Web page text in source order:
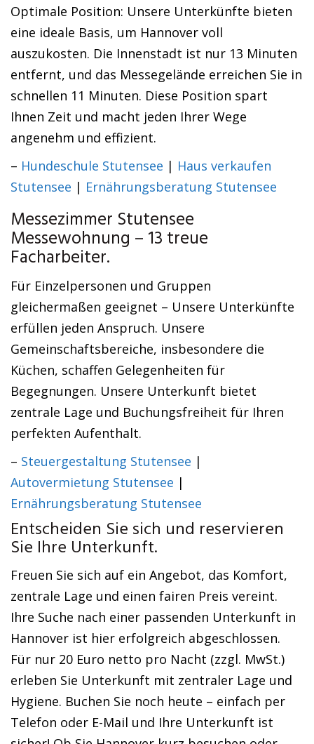
Optimale Position: Unsere Unterkünfte bieten
eine ideale Basis, um Hannover voll
auszukosten. Die Innenstadt ist nur 13 Minuten
entfernt, und das Messegelände erreichen Sie in
schnellen 11 Minuten. Diese Position spart
Ihnen Zeit und macht jeden Ihrer Wege
angenehm und effizient.
– Hundeschule Stutensee | Haus verkaufen
Stutensee | Ernährungsberatung Stutensee
Messezimmer Stutensee
Messewohnung – 13 treue
Facharbeiter.
Für Einzelpersonen und Gruppen
gleichermaßen geeignet – Unsere Unterkünfte
erfüllen jeden Anspruch. Unsere
Gemeinschaftsbereiche, insbesondere die
Küchen, schaffen Gelegenheiten für
Begegnungen. Unsere Unterkunft bietet
zentrale Lage und Buchungsfreiheit für Ihren
perfekten Aufenthalt.
– Steuergestaltung Stutensee |
Autovermietung Stutensee |
Ernährungsberatung Stutensee
Entscheiden Sie sich und reservieren
Sie Ihre Unterkunft.
Freuen Sie sich auf ein Angebot, das Komfort,
zentrale Lage und einen fairen Preis vereint.
Ihre Suche nach einer passenden Unterkunft in
Hannover ist hier erfolgreich abgeschlossen.
Für nur 20 Euro netto pro Nacht (zzgl. MwSt.)
erleben Sie Unterkunft mit zentraler Lage und
Hygiene. Buchen Sie noch heute – einfach per
Telefon oder E-Mail und Ihre Unterkunft ist